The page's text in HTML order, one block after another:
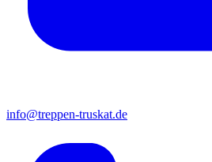
info@treppen-truskat.de